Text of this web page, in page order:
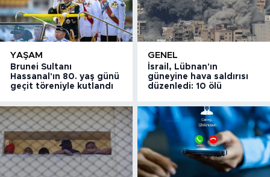
YAŞAM
Brunei Sultanı
Hassanal'ın 80. yaş günü
geçit töreniyle kutlandı
GENEL
İsrail, Lübnan'ın
güneyine hava saldırısı
düzenledi: 10 ölü